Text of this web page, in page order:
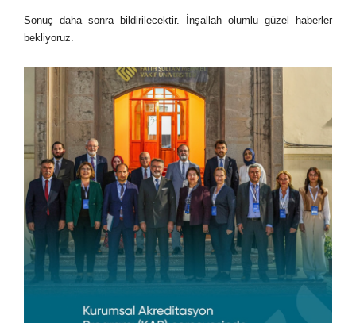
Sonuç daha sonra bildirilecektir. İnşallah olumlu güzel haberler
bekliyoruz.